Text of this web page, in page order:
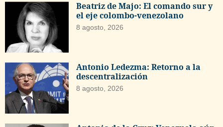
Beatriz de Majo: El comando sur y
el eje colombo-venezolano
8 agosto, 2026
Antonio Ledezma: Retorno a la
descentralización
8 agosto, 2026